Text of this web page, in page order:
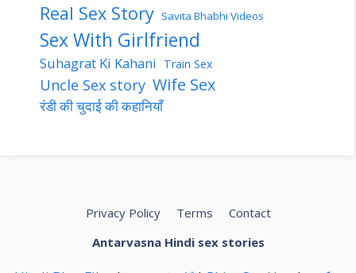
Real Sex Story Savita Bhabhi Videos
Sex With Girlfriend
Suhagrat Ki Kahani Train Sex
Uncle Sex story Wife Sex
रंडी की चुदाई की कहानियाँ
Privacy Policy Terms
Contact
Antarvasna Hindi sex stories